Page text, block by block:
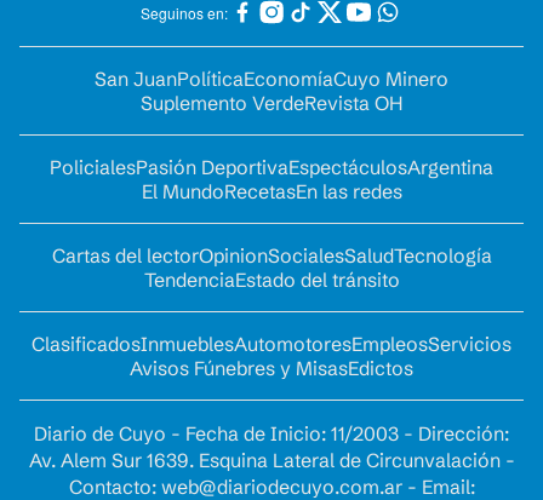
Seguinos en:
San JuanPolíticaEconomíaCuyo Minero
Suplemento VerdeRevista OH
PolicialesPasión DeportivaEspectáculosArgentina
El MundoRecetasEn las redes
Cartas del lectorOpinionSocialesSaludTecnología
TendenciaEstado del tránsito
ClasificadosInmueblesAutomotoresEmpleosServicios
Avisos Fúnebres y MisasEdictos
Diario de Cuyo - Fecha de Inicio: 11/2003 - Dirección:
Av. Alem Sur 1639. Esquina Lateral de Circunvalación -
Contacto: web@diariodecuyo.com.ar- Email: